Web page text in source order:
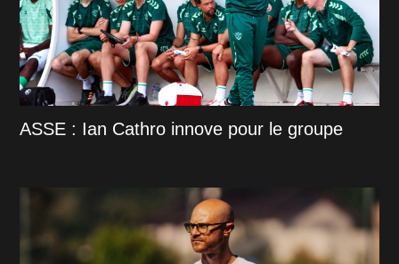
ASSE : Ian Cathro innove pour le groupe